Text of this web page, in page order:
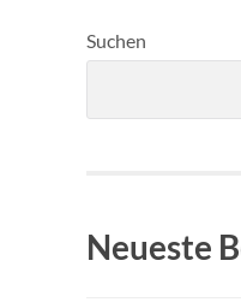
Suchen
Neueste